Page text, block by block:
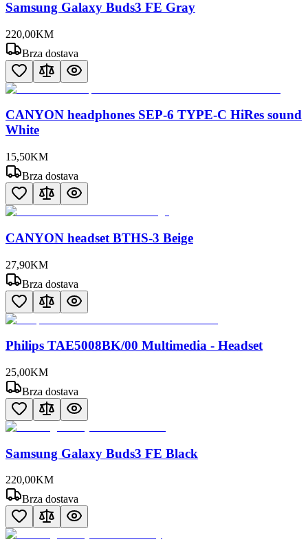
Samsung Galaxy Buds3 FE Gray
220,00KM
Brza dostava
CANYON headphones SEP-6 TYPE-C HiRes sound
White
15,50KM
Brza dostava
CANYON headset BTHS-3 Beige
27,90KM
Brza dostava
Philips TAE5008BK/00 Multimedia - Headset
25,00KM
Brza dostava
Samsung Galaxy Buds3 FE Black
220,00KM
Brza dostava